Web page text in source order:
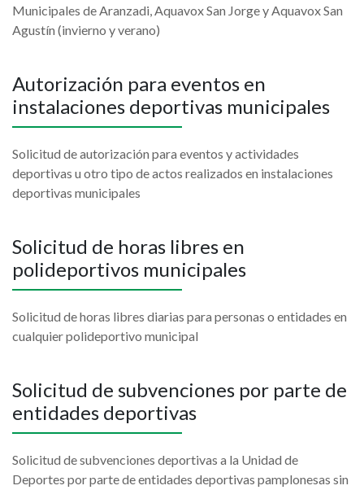
Municipales de Aranzadi, Aquavox San Jorge y Aquavox San
Agustín (invierno y verano)
Autorización para eventos en
instalaciones deportivas municipales
Solicitud de autorización para eventos y actividades
deportivas u otro tipo de actos realizados en instalaciones
deportivas municipales
Solicitud de horas libres en
polideportivos municipales
Solicitud de horas libres diarias para personas o entidades en
cualquier polideportivo municipal
Solicitud de subvenciones por parte de
entidades deportivas
Solicitud de subvenciones deportivas a la Unidad de
Deportes por parte de entidades deportivas pamplonesas sin